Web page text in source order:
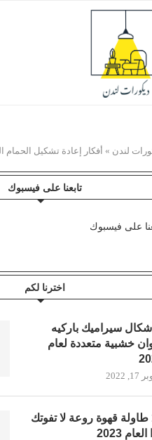
لندن » أفكار إعادة تشكيل الحمام
تابعنا على فيسبوك
على فيسبوك
اخترنا لكم
9 أشكال سيراميك باركيه
خشبية متعددة لعام
2022
11 طاولة قهوة روعة لا تفوتك
2023